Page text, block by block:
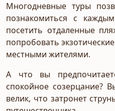
Многодневные туры
познакомиться с
посетить отдаленные
попробовать
местными жителями.
А что вы
спокойное созерцание?
велик, что затронет